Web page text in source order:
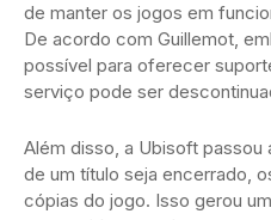
de manter os jogos em
De acordo com Guillemot,
possível para oferecer
serviço pode ser
Além disso, a Ubisoft
de um título seja encerrado,
cópias do jogo. Isso gerou